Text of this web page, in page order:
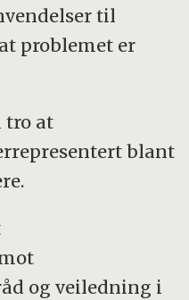
til
problemet er
tro at
blant
og veiledning i